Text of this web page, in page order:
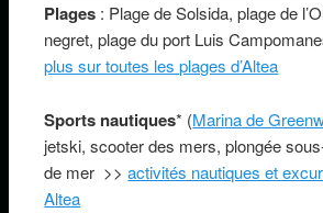
Plages : Plage de Solsida, plage de
negret, plage du port Luis
plus sur toutes les plages d’Altea
Sports nautiques* (Marina de
jetski, scooter des mers, plongée
de mer >>activités nautiques et
Altea